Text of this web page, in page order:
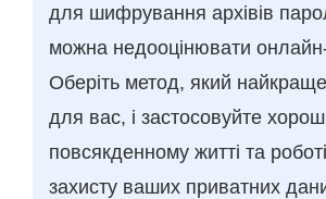
для шифрування архівів
можна недооцінювати
Оберіть метод, який
для вас, і застосовуйте
повсякденному житті та
захисту ваших приватних